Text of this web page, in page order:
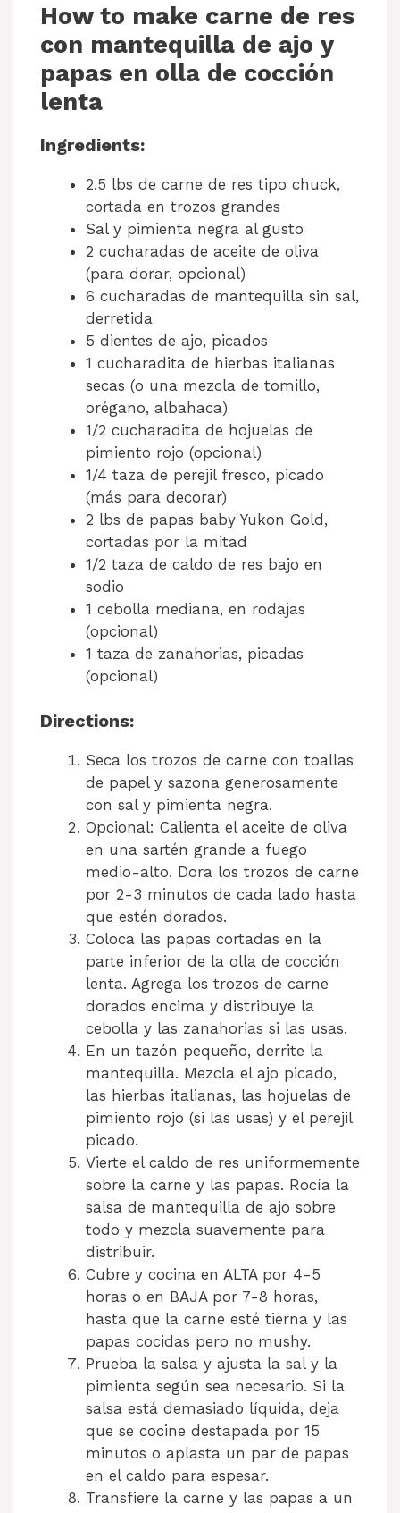
How to make carne de res
con mantequilla de ajo y
papas en olla de cocción
lenta
Ingredients:
2.5 lbs de carne de res tipo chuck,
cortada en trozos grandes
Sal y pimienta negra al gusto
2 cucharadas de aceite de oliva
(para dorar, opcional)
6 cucharadas de mantequilla sin sal,
derretida
5 dientes de ajo, picados
1 cucharadita de hierbas italianas
secas (o una mezcla de tomillo,
orégano, albahaca)
1/2 cucharadita de hojuelas de
pimiento rojo (opcional)
1/4 taza de perejil fresco, picado
(más para decorar)
2 lbs de papas baby Yukon Gold,
cortadas por la mitad
1/2 taza de caldo de res bajo en
sodio
1 cebolla mediana, en rodajas
(opcional)
1 taza de zanahorias, picadas
(opcional)
Directions:
Seca los trozos de carne con toallas
de papel y sazona generosamente
con sal y pimienta negra.
Opcional: Calienta el aceite de oliva
en una sartén grande a fuego
medio-alto. Dora los trozos de carne
por 2-3 minutos de cada lado hasta
que estén dorados.
Coloca las papas cortadas en la
parte inferior de la olla de cocción
lenta. Agrega los trozos de carne
dorados encima y distribuye la
cebolla y las zanahorias si las usas.
En un tazón pequeño, derrite la
mantequilla. Mezcla el ajo picado,
las hierbas italianas, las hojuelas de
pimiento rojo (si las usas) y el perejil
picado.
Vierte el caldo de res uniformemente
sobre la carne y las papas. Rocía la
salsa de mantequilla de ajo sobre
todo y mezcla suavemente para
distribuir.
Cubre y cocina en ALTA por 4-5
horas o en BAJA por 7-8 horas,
hasta que la carne esté tierna y las
papas cocidas pero no mushy.
Prueba la salsa y ajusta la sal y la
pimienta según sea necesario. Si la
salsa está demasiado líquida, deja
que se cocine destapada por 15
minutos o aplasta un par de papas
en el caldo para espesar.
Transfiere la carne y las papas a un